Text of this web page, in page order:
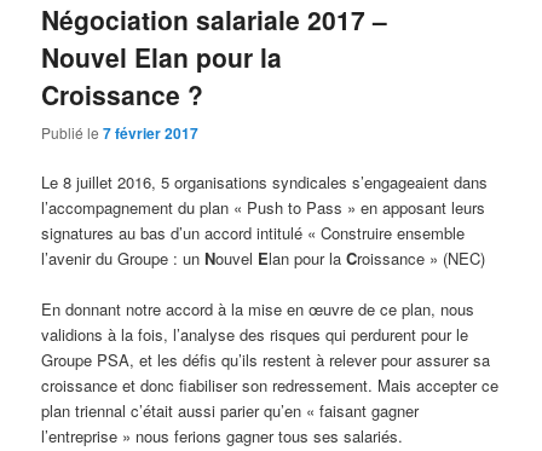
Négociation salariale 2017 –
Nouvel Elan pour la
Croissance ?
Publié le7 février 2017
Le 8 juillet 2016, 5 organisations syndicales s’engageaient dans
l’accompagnement du plan « Push to Pass » en apposant leurs
signatures au bas d’un accord intitulé « Construire ensemble
l’avenir du Groupe : unNouvel Elan pour laCroissance » (NEC)
En donnant notre accord à la mise en œuvre de ce plan, nous
validions à la fois, l’analyse des risques qui perdurent pour le
Groupe PSA, et les défis qu’ils restent à relever pour assurer sa
croissance et donc fiabiliser son redressement. Mais accepter ce
plan triennal c’était aussi parier qu’en « faisant gagner
l’entreprise » nous ferions gagner tous ses salariés.